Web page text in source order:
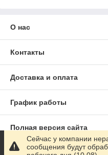
О нас
Контакты
Доставка и оплата
График работы
Полная версия сайта
Сайт создан на
Сейчас у компании
сообщения будут